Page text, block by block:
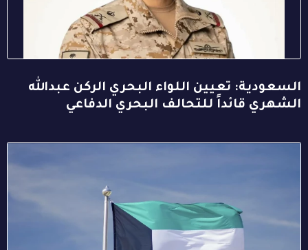
السعودية: تعيين اللواء البحري الركن عبدالله
الشهري قائداً للتحالف البحري الدفاعي